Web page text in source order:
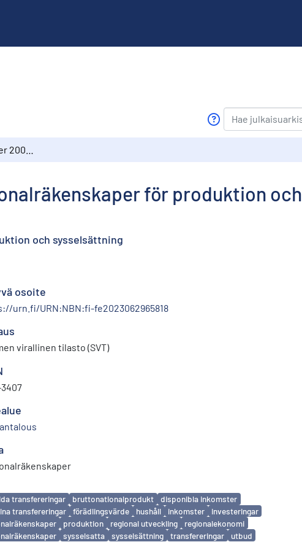
för produktion och
och sysselsättning
osoite
urn.fi/URN:NBN:fi-fe2023062965818
virallinen tilasto (SVT)
3407
transfereringar bruttonationalprodukt
disponibla inkomster
transfereringar
förädlingsvärde hushåll inkomster
investeringar
produktion regional utveckling
regionalekonomi
sysselsatta sysselsättning transfereringar utbud